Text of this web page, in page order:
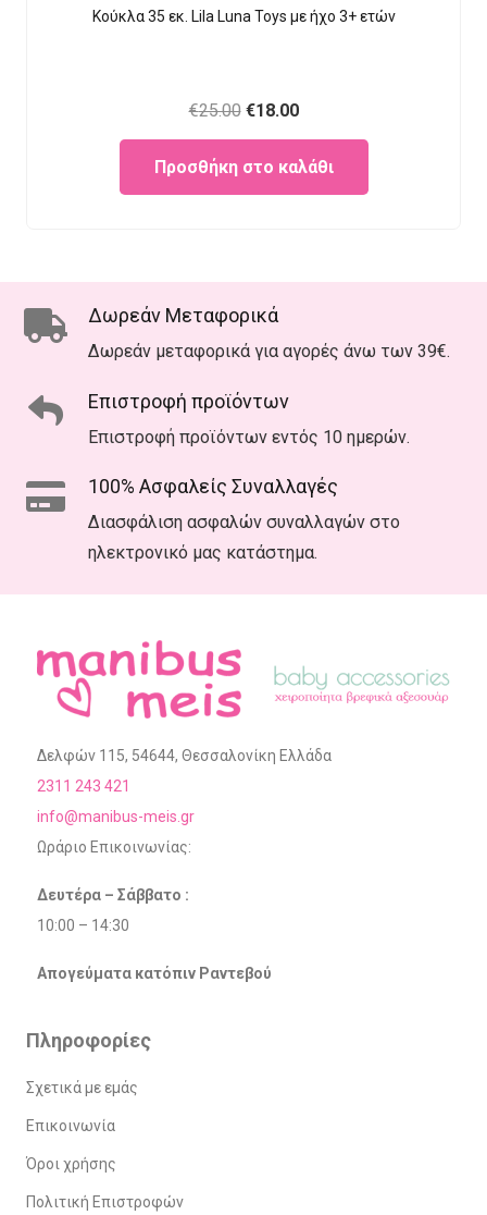
Κούκλα 35 εκ. Lila Luna Τοys με ήχο 3+ ετών
€25.00 Original
price
was:
€25.00.
€18.00Current
price
is:
€18.00.
Προσθήκη στο καλάθι
Δωρεάν Μεταφορικά
Δωρεάν μεταφορικά για αγορές άνω των 39€.
Επιστροφή προϊόντων
Επιστροφή προϊόντων εντός 10 ημερών.
100% Ασφαλείς Συναλλαγές
Διασφάλιση ασφαλών συναλλαγών στο
ηλεκτρονικό μας κατάστημα.
Δελφών 115, 54644, Θεσσαλονίκη Ελλάδα
2311 243 421
info@manibus-meis.gr
Ωράριο Επικοινωνίας:
Δευτέρα – Σάββατο :
10:00 – 14:30
Απογεύματα κατόπιν Ραντεβού
Πληροφορίες
Σχετικά με εμάς
Επικοινωνία
Όροι χρήσης
Πολιτική Επιστροφών